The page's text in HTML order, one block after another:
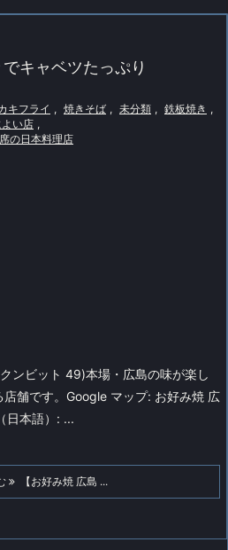
キャベツたっぷり
キフライ , 焼きそば , 未分類 , 鉄板焼き ,
い店 ,
の日本料理店
ンビット 49)本場・広島の味が楽し
舗です。 Google マップ: お好み焼 広
日本語）: ...
【お好み焼 広島 ...